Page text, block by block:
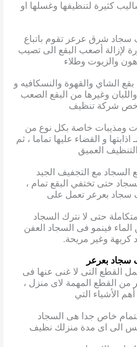
كثيرة لتنظيفها وغسلها او
شرق عرعر تقوم باتباع
لإزالة أصعب البقع الى تصيب
والزيوت وطلاء
بقع الشاي والقهوة والنسكافيه و
وغيرها من البقع الصعب
ارخص شركة تنظيف
ومذيبات خاصة بكل نوع من
اذابتها و القضاء عليها تماما ، ثم
العميق
السجاد مع التجفيف الجيد
حتى تختفي البقع تمام ،
بعرعر تعمل على
حتى لا نترك السجاد
الماء فينمو فى السجاد العفن
كريهة وغير مريحة.
بعرعر
القطع التى لا غنى عنها فى
من القطع المهمة لاى منزل ،
الأشياء التي
خاص جدا هى السجاد
الى اى مدة منزلك نظيف